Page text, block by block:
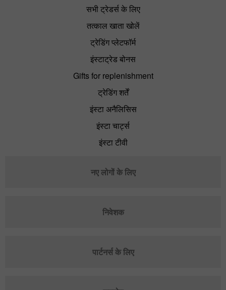
सभी ट्रेडर्स के लिए
तत्काल खाता खोलें
ट्रेडिंग प्लेटफॉर्म
इंस्टाट्रेड बोनस
Gifts for replenishment
ट्रेडिंग शर्तें
इंस्टा अनैलिसिस
इंस्टा चार्ट्स
इंस्टा टीवी
नए लोगों के लिए
निवेशक
पार्टनर्स के लिए